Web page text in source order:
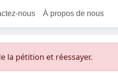
nous À propos de nous
la pétition et réessayer.